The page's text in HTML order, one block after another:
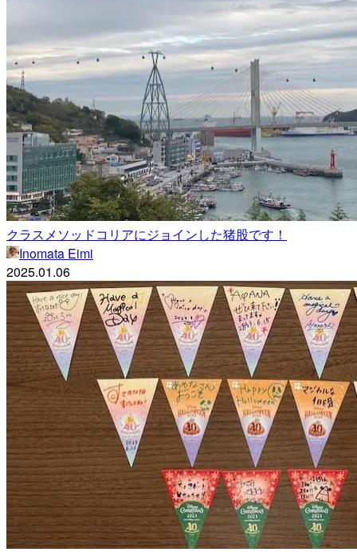
クラスメソッドコリアにジョインした猪股です！
Inomata Eimi
2025.01.06